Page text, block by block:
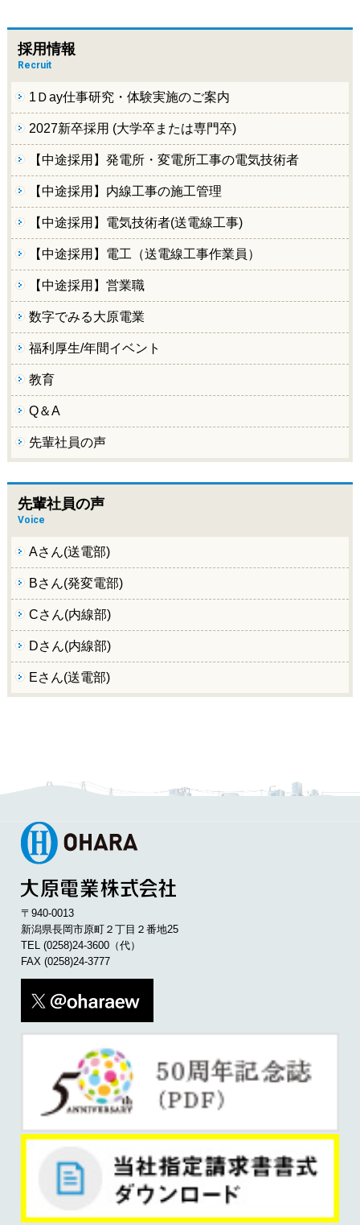
採用情報
Recruit
1Ｄay仕事研究・体験実施のご案内
2027新卒採用 (大学卒または専門卒)
【中途採用】発電所・変電所工事の電気技術者
【中途採用】内線工事の施工管理
【中途採用】電気技術者(送電線工事)
【中途採用】電工（送電線工事作業員）
【中途採用】営業職
数字でみる大原電業
福利厚生/年間イベント
教育
Q＆A
先輩社員の声
先輩社員の声
Voice
Aさん(送電部)
Bさん(発変電部)
Cさん(内線部)
Dさん(内線部)
Eさん(送電部)
〒940-0013
新潟県長岡市原町２丁目２番地25
TEL(0258)24-3600 （代）
FAX (0258)24-3777